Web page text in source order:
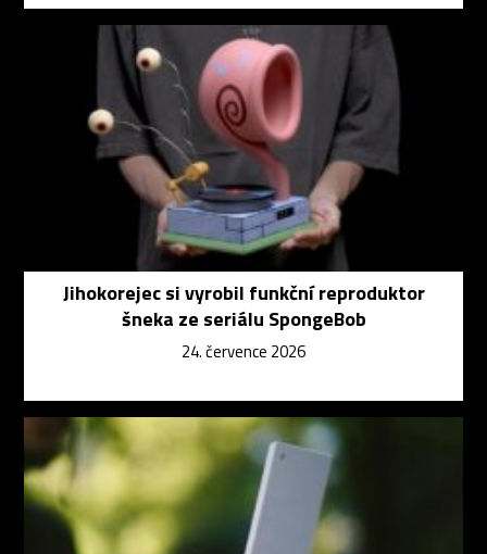
Jihokorejec si vyrobil funkční reproduktor
šneka ze seriálu SpongeBob
24. července 2026